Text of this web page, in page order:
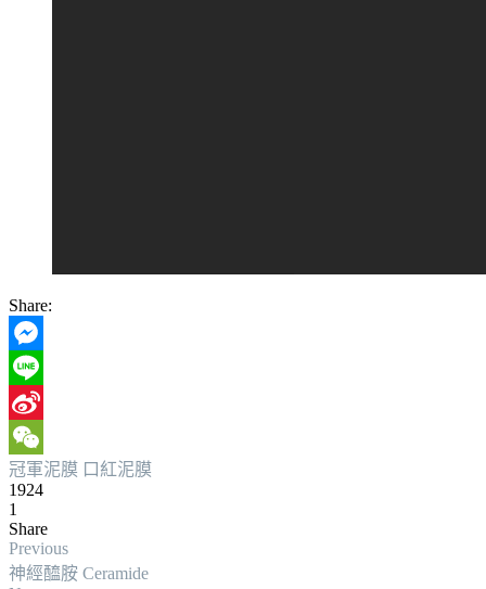
Share:
Messenger
Line
Sina
Weibo
WeChat
冠軍泥膜 口紅泥膜
1924
1
Share
Previous
神經醯胺 Ceramide